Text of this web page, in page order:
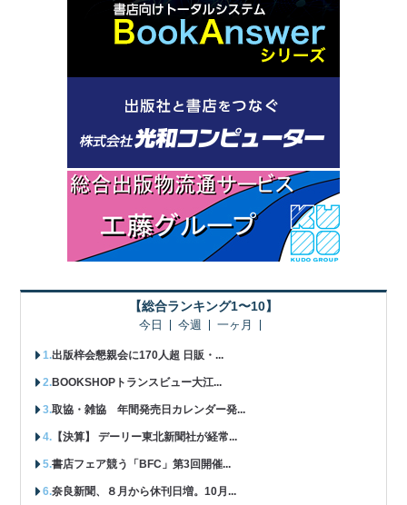
【総合ランキング1〜10】
今日 今週 一ヶ月
出版梓会懇親会に170人超 日販・...
BOOKSHOPトランスビュー大江...
取協・雑協 年間発売日カレンダー発...
【決算】 デーリー東北新聞社が経常...
書店フェア競う「BFC」第3回開催...
奈良新聞、８月から休刊日増。10月...